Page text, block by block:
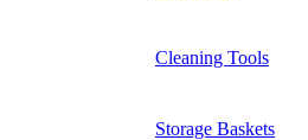
Cleaning Tools
Storage Baskets